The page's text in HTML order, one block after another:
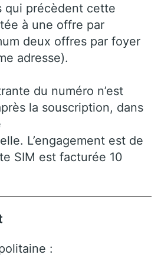
qui précèdent cette
à une offre par
deux offres par foyer
adresse).
du numéro n’est
la souscription, dans
L’engagement est de
SIM est facturée 10
: